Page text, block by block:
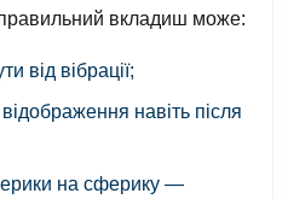
вкладиш може:
від вібрації;
навіть після
на сферику —